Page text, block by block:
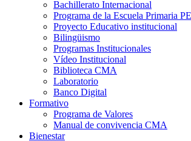
Bachillerato Internacional
Programa de la Escuela Primaria
Proyecto Educativo institucional
Bilingüismo
Programas Institucionales
Vídeo Institucional
Biblioteca CMA
Laboratorio
Banco Digital
Formativo
Programa de Valores
Manual de convivencia CMA
Bienestar